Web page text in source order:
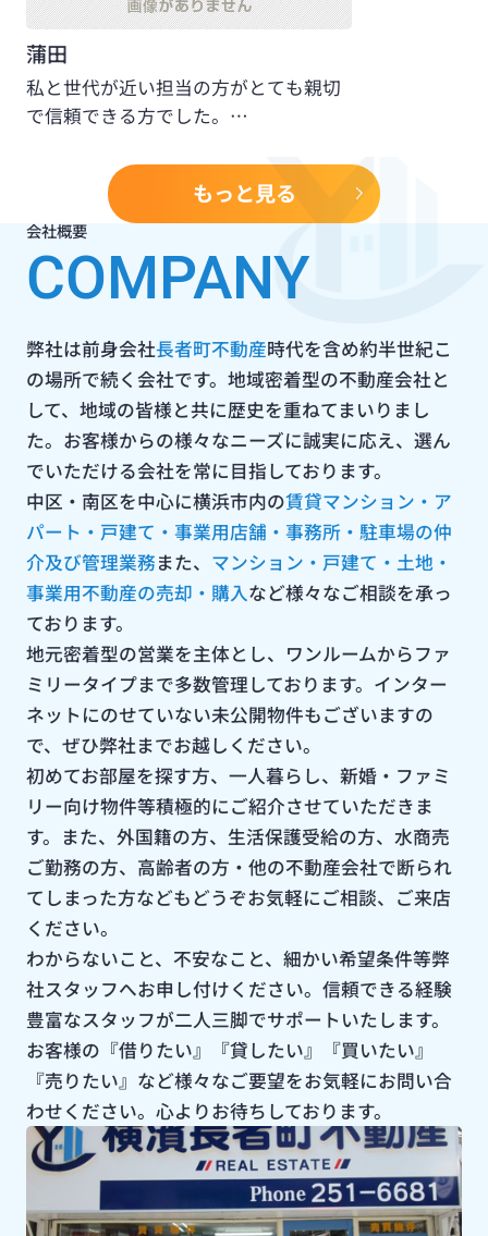
【賃貸マンションのご紹介】
☆サンコーポエイト
賃料：；６．９万円、共益費：３，０００円、横浜市南区中村
町３丁目２０４番地５、ブルーライン「阪東橋」駅徒歩１０分
２DKタイプ・バス・トイレ別１階部分
2026.07.11
【新規売買マンションのご紹介】
日興パレス大通り公園
価格：６８０万円、横浜市南区真金町１丁目４番地、ブルーラ
イン「阪東橋」駅徒歩５分
にお任せください！！
2026.07.11
【新規売買マンションのご紹介】
ライオンズマンション野毛山南
価格：３，２８０万円、横浜市中区日ノ出町２丁目１４７番
地、京浜急行線「日ノ出町」駅徒歩３分
平戸桜木沿いマンション、平戸桜木道路向きのお部屋で開放感が
あるお部屋です！横浜市中区、京浜急行線日ノ出町駅周辺の不
動産のご売却は横濱長者町不動産にお任せください！！
蒲田
私と世代が近い担当の方がとても親切
で信頼できる方でした。
不動産の事でまた機会がありました
ら、必ず伺いたいと思います。
もっと見る
会社概要
COMPANY
弊社は前身会社長者町不動産時代を含め約半世紀こ
の場所で続く会社です。地域密着型の不動産会社と
して、地域の皆様と共に歴史を重ねてまいりまし
た。お客様からの様々なニーズに誠実に応え、選ん
でいただける会社を常に目指しております。
中区・南区を中心に横浜市内の賃貸マンション・ア
パート・戸建て・事業用店舗・事務所・駐車場の仲
介及び管理業務また、 マンション・戸建て・土地・
事業用不動産の売却・購入など様々なご相談を承っ
ております。
地元密着型の営業を主体とし、ワンルームからファ
ミリータイプまで多数管理しております。インター
ネットにのせていない未公開物件もございますの
で、ぜひ弊社までお越しください。
初めてお部屋を探す方、一人暮らし、新婚・ファミ
リー向け物件等積極的にご紹介させていただきま
す。また、外国籍の方、生活保護受給の方、水商売
ご勤務の方、高齢者の方・他の不動産会社で断られ
てしまった方などもどうぞお気軽にご相談、ご来店
ください。
わからないこと、不安なこと、細かい希望条件等弊
社スタッフへお申し付けください。信頼できる経験
豊富なスタッフが二人三脚でサポートいたします。
お客様の『借りたい』『貸したい』『買いたい』
『売りたい』など様々なご要望をお気軽にお問い合
わせください。心よりお待ちしております。